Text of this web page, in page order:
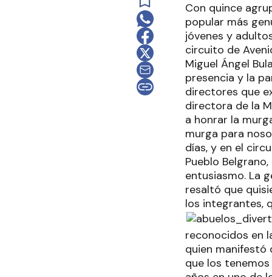
Con quince
popular más
jóvenes y
circuito de
Miguel Ángel
presencia y la
directores que
directora de la
a honrar la
murga para
días, y en el
Pueblo
entusiasmo. La
resaltó que
los integrantes,
reconocidos en
quien manifestó
que los